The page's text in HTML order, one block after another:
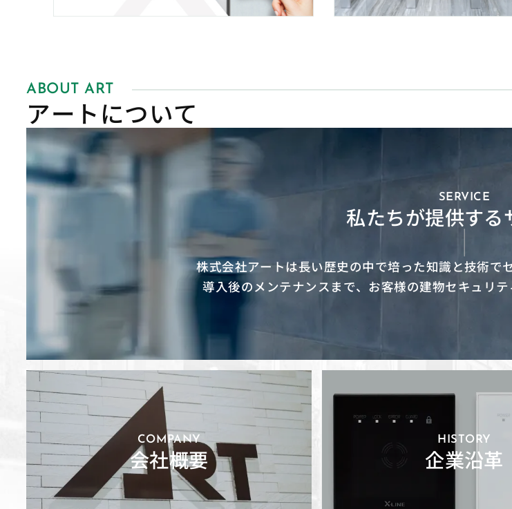
ABOUT ART
アートについて
SERVICE
私たちが提供する
株式会社アートは長い歴史の中で培った知識と技術で
導入後のメンテナンスまで、お客様の建物セキュリ
COMPANY
会社概要
HISTORY
企業沿革